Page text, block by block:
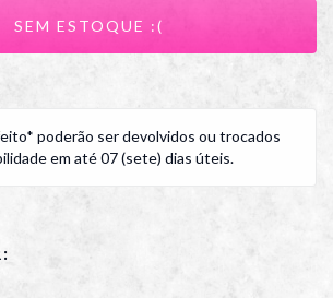
poderão ser devolvidos ou trocados
em até 07 (sete) dias úteis.